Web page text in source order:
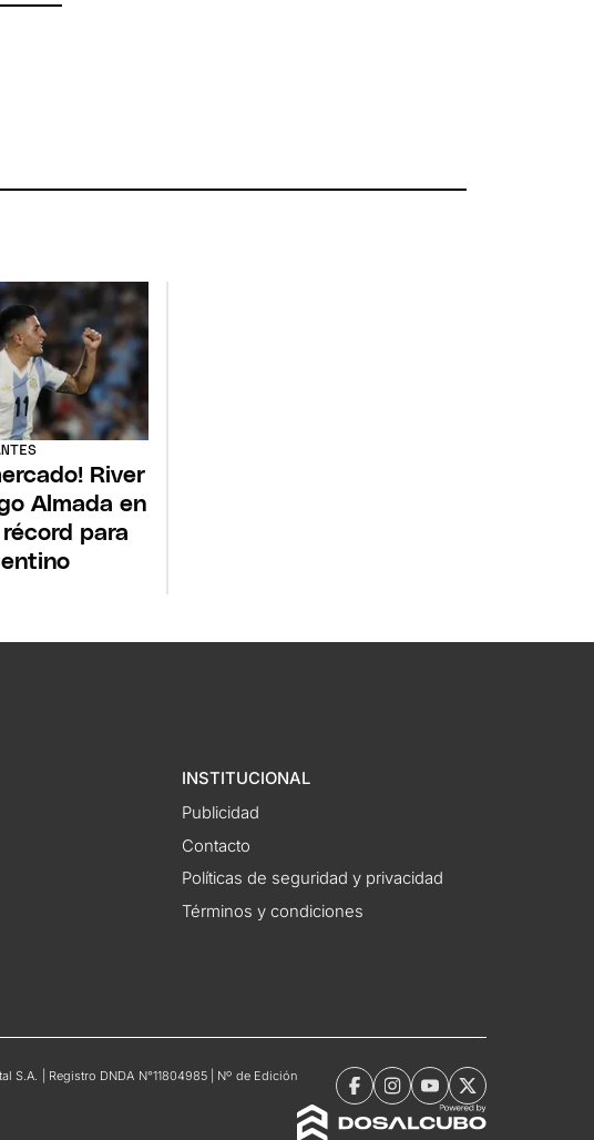
River
Almada en
para
INSTITUCIONAL
Publicidad
Contacto
Políticas de seguridad y privacidad
Términos y condiciones
| Registro DNDA N°11804985 | Nº de Edición